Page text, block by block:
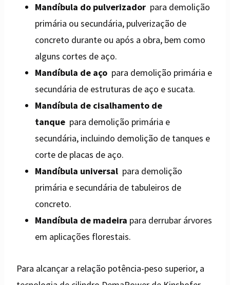
Mandíbula do pulverizador para demolição
primária ou secundária, pulverização de
concreto durante ou após a obra, bem como
alguns cortes de aço.
Mandíbula de aço para demolição primária e
secundária de estruturas de aço e sucata.
Mandíbula de cisalhamento de
tanque para demolição primária e
secundária, incluindo demolição de tanques e
corte de placas de aço.
Mandíbula universal para demolição
primária e secundária de tabuleiros de
concreto.
Mandíbula de madeira para derrubar árvores
em aplicações florestais.
Para alcançar a relação potência-peso superior, a